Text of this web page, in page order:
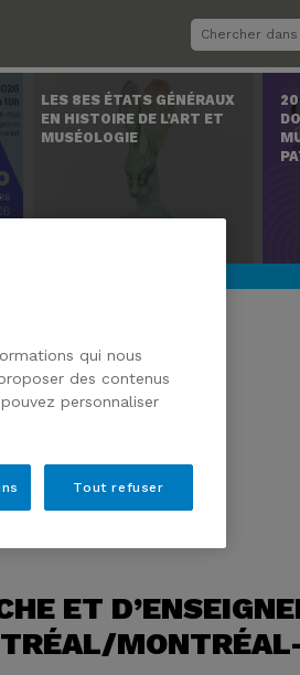
LES 8ES ÉTATS GÉNÉRAUX
EN HISTOIRE DE L’ART ET
MUSÉOLOGIE
ET
qui nous
des contenus
personnaliser
Tout refuser